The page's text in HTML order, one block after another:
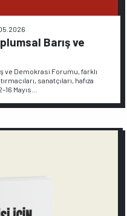
Barış ve
ve Demokrasi Forumu, farklı
sanatçıları, hafıza
Mayıs…